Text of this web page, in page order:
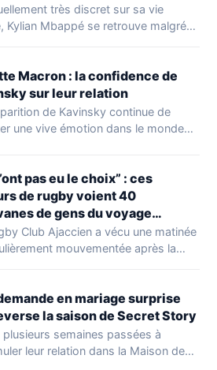
très discret sur sa vie
Kylian Mbappé se retrouve malgré
Macron : la confidence de
sur leur relation
de Kavinsky continue de
une vive émotion dans le monde
pas eu le choix” : ces
de rugby voient 40
de gens du voyage
dans leur stade, ils les
en moins d’1 heure
Club Ajaccien a vécu une matinée
mouvementée après la
en mariage surprise
la saison de Secret Story
plusieurs semaines passées à
leur relation dans la Maison des